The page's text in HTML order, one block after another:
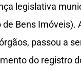
legislativa
Bens Imóveis).
passou a
do registro